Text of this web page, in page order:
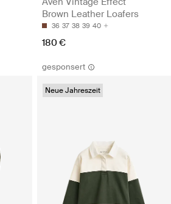
Brown Leather Loafers
36 37 38 39 40
180 €
gesponsert
Neue Jahreszeit